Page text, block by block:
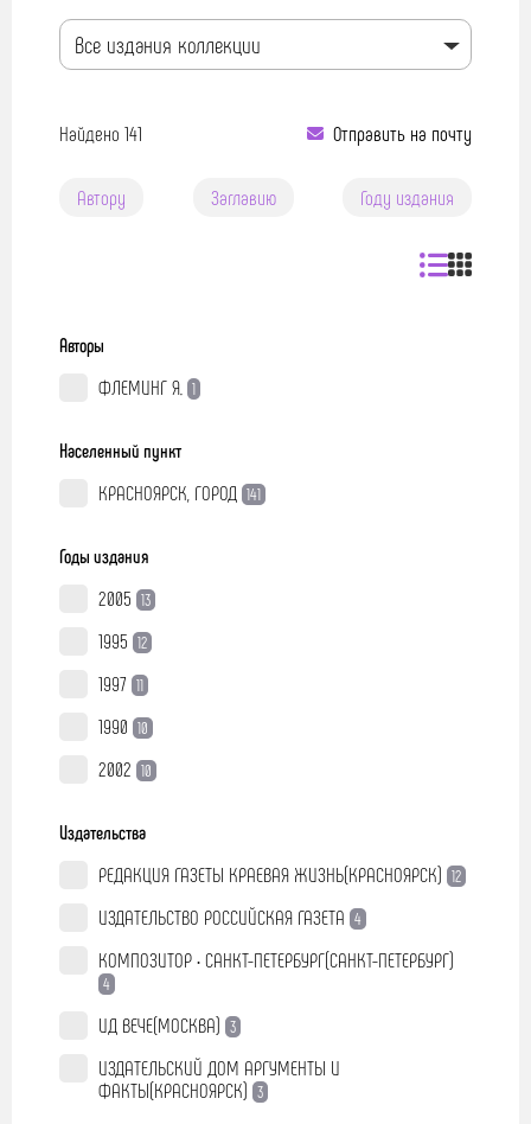
триумфальном шествии по оперному миру,
памяти.
Все издания коллекции
Найдено 141 Отправить на почту
Автору Заглавию Году издания
Авторы
ФЛЕМИНГ Я. 1
Населенный пункт
КРАСНОЯРСК, ГОРОД 141
Годы издания
2005 13
1995 12
1997 11
1990 10
2002 10
Издательства
РЕДАКЦИЯ ГАЗЕТЫ КРАЕВАЯ ЖИЗНЬ(КРАСНОЯРСК) 12
ИЗДАТЕЛЬСТВО РОССИЙСКАЯ ГАЗЕТА 4
КОМПОЗИТОР • САНКТ-ПЕТЕРБУРГ(САНКТ-ПЕТЕРБУРГ)
4
ИД ВЕЧЕ(МОСКВА) 3
ИЗДАТЕЛЬСКИЙ ДОМ АРГУМЕНТЫ И
ФАКТЫ(КРАСНОЯРСК) 3